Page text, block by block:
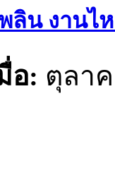
ลิน งานไ
อ: ตุลาค